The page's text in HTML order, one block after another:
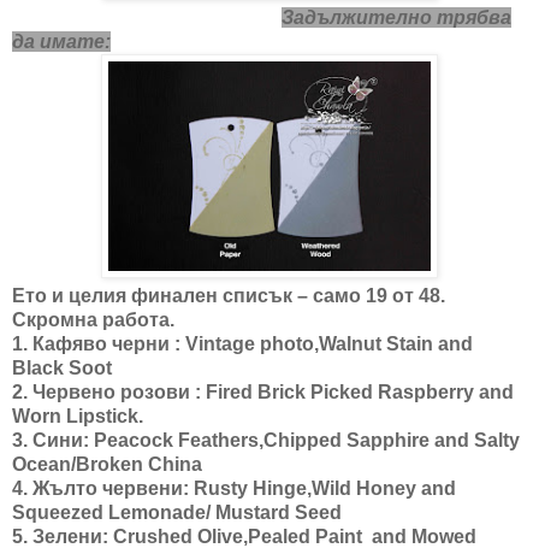
Задължително трябва
да имате:
Ето и целия финален списък – само 19 от 48.
Скромна работа.
1. Кафяво черни : Vintage photo,Walnut Stain and
Black Soot
2. Червено розови : Fired Brick Picked Raspberry and
Worn Lipstick.
3. Сини: Peacock Feathers,Chipped Sapphire and Salty
Ocean/Broken China
4. Жълто червени: Rusty Hinge,Wild Honey and
Squeezed Lemonade/ Mustard Seed
5. Зелени: Crushed Olive,Pealed Paint and Mowed